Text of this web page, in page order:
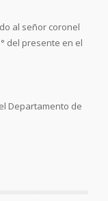
al señor coronel
del presente en el
Departamento de